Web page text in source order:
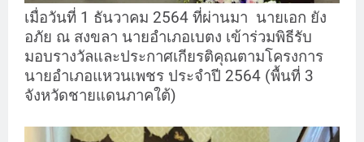
เมื่อวันที่ 1 ธันวาคม 2564 ที่ผ่านมา นายเอก ยัง
อภัย ณ สงขลา นายอำเภอเบตง เข้าร่วมพิธีรับ
มอบรางวัลและประกาศเกียรติคุณตามโครงการ
นายอำเภอแหวนเพชร ประจำปี 2564 (พื้นที่ 3
จังหวัดชายแดนภาคใต้)